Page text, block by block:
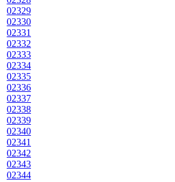
02329
02330
02331
02332
02333
02334
02335
02336
02337
02338
02339
02340
02341
02342
02343
02344